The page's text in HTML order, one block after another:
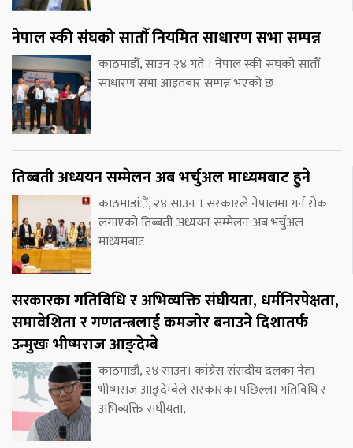
नेपाल स्की संघको सातौँ नियमित साधारण सभा सम्पन्न
काठमाडौँ, साउन २४ गते । नेपाल स्की संघको सातौँ
साधारण सभा आइतबार सम्पन्न भएको छ
तिब्बती अध्ययन सम्मेलन अब भर्चुअल माध्यमबाट हुने
काठमाडांैं, २४ साउन । सरकारले नेपालमा गर्न रोक
लगाएको तिब्बती अध्ययन सम्मेलन अब भर्चुअल
माध्यमबाट
सरकारका गतिविधि र अभिव्यक्ति संघीयता, धर्मनिरपेक्षता,
समावेशिता र गणतन्त्रलाई कमजोर बनाउने दिशातर्फ
उन्मुखः भीष्मराज आङ्देम्बे
काठमाडौं, २४ साउन। कांग्रेस संसदीय दलका नेता
भीष्मराज आङ्देम्बेले सरकारका पछिल्ला गतिविधि र
अभिव्यक्ति संघीयता,